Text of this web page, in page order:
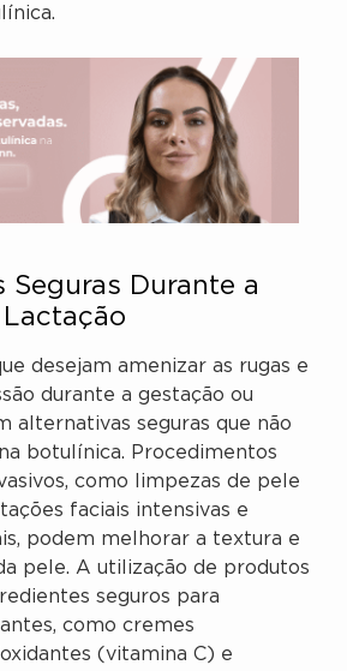
Seguras Durante a
desejam amenizar as rugas e
durante a gestação ou
alternativas seguras que não
botulínica. Procedimentos
como limpezas de pele
faciais intensivas e
podem melhorar a textura e
pele. A utilização de produtos
seguros para
como cremes
(vitamina C) e